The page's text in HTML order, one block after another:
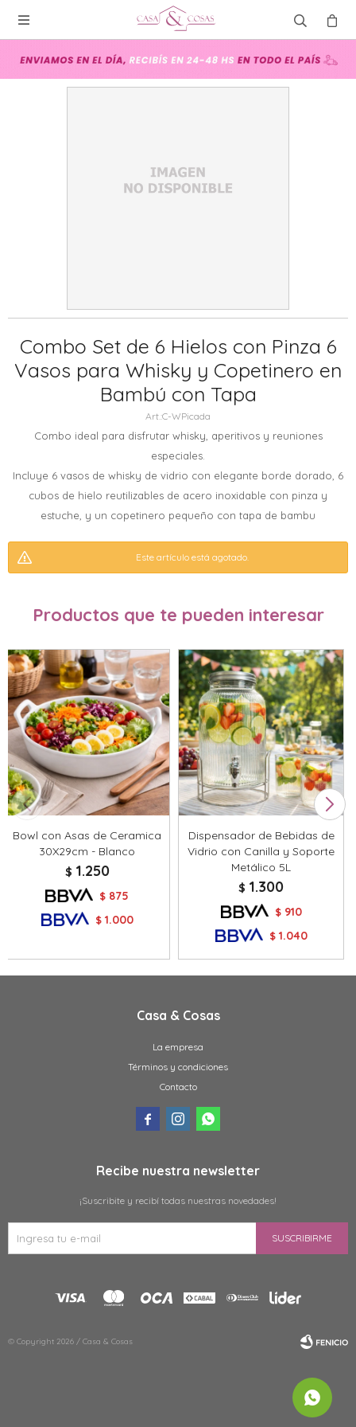

Combo Set de 6 Hielos con Pinza 6
Vasos para Whisky y Copetinero en
Bambú con Tapa
C-WPicada
Combo ideal para disfrutar whisky, aperitivos y reuniones
especiales.
Incluye 6 vasos de whisky de vidrio con elegante borde dorado, 6
cubos de hielo reutilizables de acero inoxidable con pinza y
estuche, y un copetinero pequeño con tapa de bambu
Este artículo está agotado.
Productos que te pueden interesar
Bowl con Asas de Ceramica
30X29cm - Blanco
$ 1.250
$ 875
$ 1.000
Dispensador de Bebidas de
Vidrio con Canilla y Soporte
Metálico 5L
$ 1.300
$ 910
$ 1.040
Casa & Cosas
La empresa
Términos y condiciones
Contacto
  
Recibe nuestra newsletter
¡Suscribite y recibí todas nuestras novedades!
SUSCRIBIRME
© Copyright 2026 / Casa & Cosas